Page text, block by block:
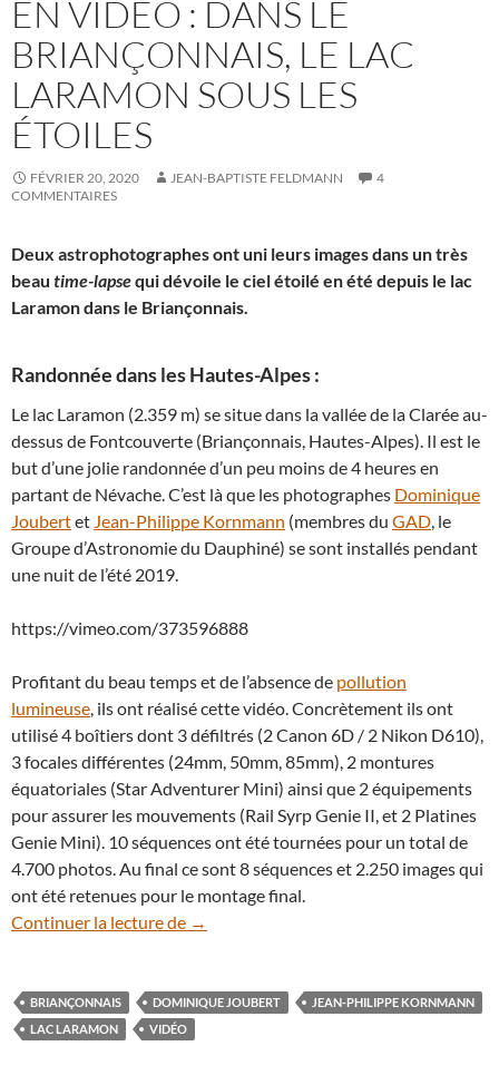
EN VIDÉO : DANS LE
BRIANÇONNAIS, LE LAC
LARAMON SOUS LES
ÉTOILES
FÉVRIER 20, 2020 JEAN-BAPTISTE FELDMANN
4
COMMENTAIRES
Deux astrophotographes ont uni leurs images dans un très
beau time-lapsequi dévoile le ciel étoilé en été depuis le lac
Laramon dans le Briançonnais.
Randonnée dans les Hautes-Alpes :
Le lac Laramon (2.359 m) se situe dans la vallée de la Clarée au-
dessus de Fontcouverte (Briançonnais, Hautes-Alpes). Il est le
but d’une jolie randonnée d’un peu moins de 4 heures en
partant de Névache. C’est là que les photographes Dominique
Joubertet Jean-Philippe Kornmann (membres du GAD , le
Groupe d’Astronomie du Dauphiné) se sont installés pendant
une nuit de l’été 2019.
https://vimeo.com/373596888
Profitant du beau temps et de l’absence de pollution
lumineuse , ils ont réalisé cette vidéo. Concrètement ils ont
utilisé 4 boîtiers dont 3 défiltrés (2 Canon 6D / 2 Nikon D610),
3 focales différentes (24mm, 50mm, 85mm), 2 montures
équatoriales (Star Adventurer Mini) ainsi que 2 équipements
pour assurer les mouvements (Rail Syrp Genie II, et 2 Platines
Genie Mini). 10 séquences ont été tournées pour un total de
4.700 photos. Au final ce sont 8 séquences et 2.250 images qui
ont été retenues pour le montage final.
Continuer la lecture de
En vidéo : dans le Briançonnais, le lac
→
BRIANÇONNAIS DOMINIQUE JOUBERT
JEAN-PHILIPPE KORNMANN
LAC LARAMON
VIDÉO